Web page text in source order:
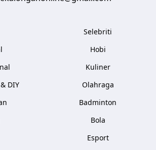
DIY
Selebriti
Hobi
Kuliner
Olahraga
Badminton
Bola
Esport